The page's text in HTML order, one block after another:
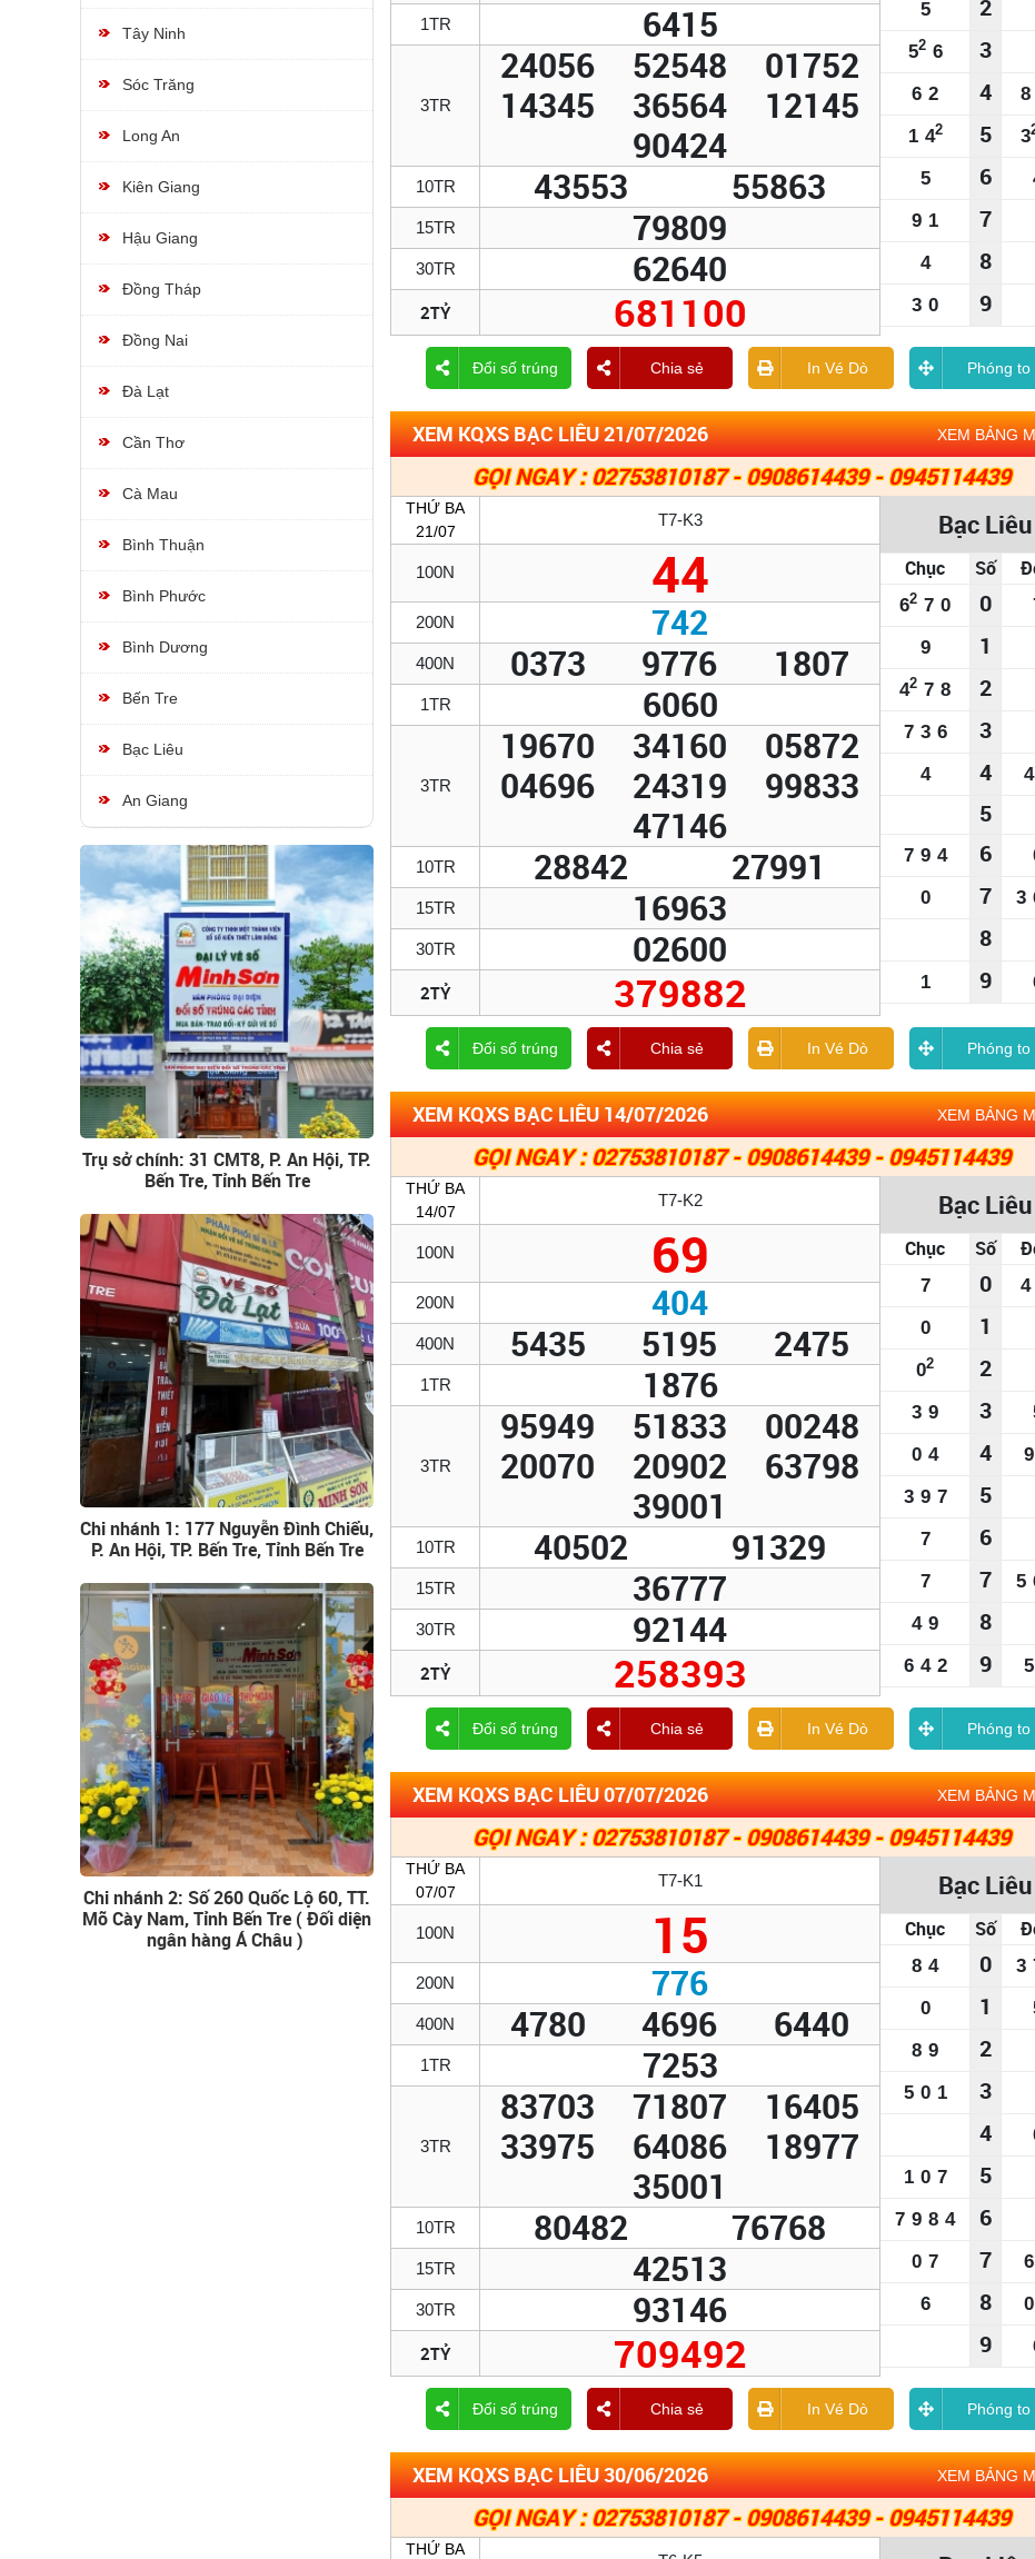
Tây Ninh
Sóc Trăng
Long An
Kiên Giang
Hậu Giang
Đồng Tháp
Đồng Nai
Đà Lạt
Cần Thơ
Cà Mau
Bình Thuận
Bình Phước
Bình Dương
Bến Tre
Bạc Liêu
An Giang
Trụ sở chính: 31 CMT8, P. An Hội, TP.
Bến Tre, Tỉnh Bến Tre
Chi nhánh 1: 177 Nguyễn Đình Chiểu,
P. An Hội, TP. Bến Tre, Tỉnh Bến Tre
Chi nhánh 2: Số 260 Quốc Lộ 60, TT.
Mõ Cày Nam, Tỉnh Bến Tre ( Đối diện
ngân hàng Á Châu )
1TR 6415
3TR
24056 52548
01752
14345
36564
12145
90424
10TR 43553 55863
15TR 79809
30TR 62640
2TỶ 681100
5
2
52 6 3
6 2 4 8
1 42 5 3
5
6
9 1 7
4 8
3 0 9
Đổi số trúng Chia sẻ In Vé Dò Phóng to
XEM KQXS BẠC LIÊU 21/07/2026 XEM BẢNG
GỌI NGAY : 02753810187 - 0908614439 - 0945114439
THỨ BA
21/07
T7-K3
100N 44
200N 742
400N 0373 9776 1807
1TR 6060
3TR
19670 34160
05872
04696
24319
99833
47146
10TR 28842 27991
15TR 16963
30TR 02600
2TỶ 379882
Bạc Liêu
Chục Số
62 7 0 0
9
1
42 7 8 2
7 3 6 3
4
4 4
5
7 9 4 6
0
7 3
8
1
9
Đổi số trúng Chia sẻ In Vé Dò Phóng to
XEM KQXS BẠC LIÊU 14/07/2026 XEM BẢNG
GỌI NGAY : 02753810187 - 0908614439 - 0945114439
THỨ BA
14/07
T7-K2
100N 69
200N 404
400N 5435 5195 2475
1TR 1876
3TR
95949 51833
00248
20070
20902
63798
39001
10TR 40502 91329
15TR 36777
30TR 92144
2TỶ 258393
Bạc Liêu
Chục Số
7 0 4
0
1
02 2
3 9 3
0 4 4 9
3 9 7 5
7 6
7
7 5
4 9 8
6 4 2 9 5
Đổi số trúng Chia sẻ In Vé Dò Phóng to
XEM KQXS BẠC LIÊU 07/07/2026 XEM BẢNG
GỌI NGAY : 02753810187 - 0908614439 - 0945114439
THỨ BA
07/07
T7-K1
100N 15
200N 776
400N 4780 4696 6440
1TR 7253
3TR
83703 71807
16405
33975
64086
18977
35001
10TR 80482 76768
15TR 42513
30TR 93146
2TỶ 709492
Bạc Liêu
Chục Số
8 4 0 3
0
1
8 9 2
5 0 1
3
4
1 0 7 5
7 9 8 4 6
0 7 7 6
6
8 0
9
Đổi số trúng Chia sẻ In Vé Dò Phóng to
XEM KQXS BẠC LIÊU 30/06/2026 XEM BẢNG
GỌI NGAY : 02753810187 - 0908614439 - 0945114439
THỨ BA